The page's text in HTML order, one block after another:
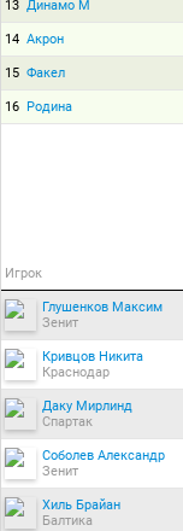
13 Динамо М
14 Акрон
15 Факел
16 Родина
Игрок
Глушенков Максим
Зенит
Кривцов Никита
Краснодар
Даку Мирлинд
Спартак
Соболев Александр
Зенит
Хиль Брайан
Балтика